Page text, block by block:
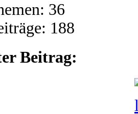
36
188
Beitrag: